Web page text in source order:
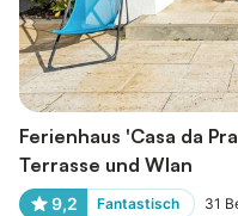
Ferienhaus 'Casa da
Terrasse und Wlan
9,2 Fantastisch 31